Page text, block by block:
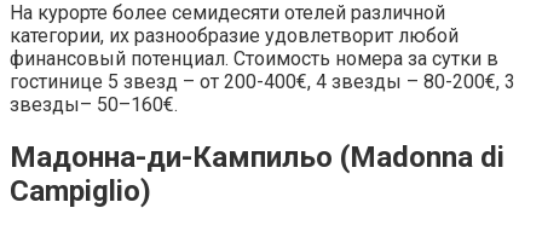
На курорте более семидесяти отелей различной
категории, их разнообразие удовлетворит любой
финансовый потенциал. Стоимость номера за сутки в
гостинице 5 звезд – от 200-400€, 4 звезды – 80-200€, 3
звезды– 50–160€.
Мадонна-ди-Кампильо (Madonna di
Campiglio)